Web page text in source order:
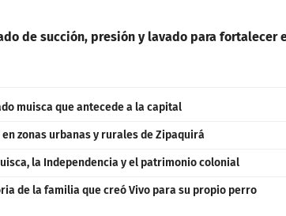
de succión, presión y lavado para
muisca que antecede a la capital
zonas urbanas y rurales de Zipaquirá
la Independencia y el patrimonio colonial
de la familia que creó Vivo para su propio perro